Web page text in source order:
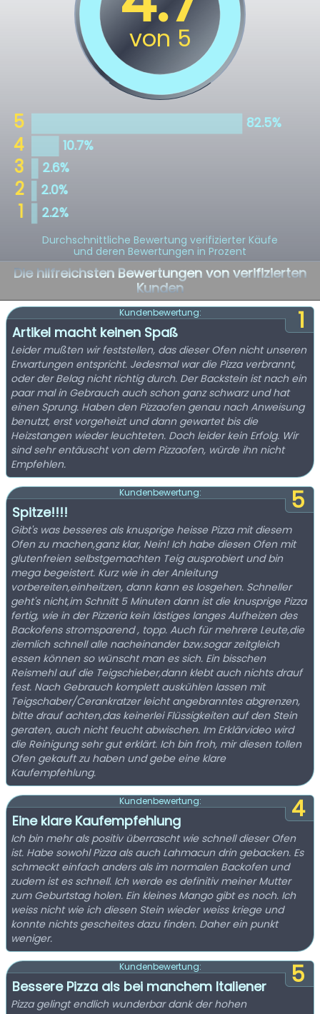
Durchschnittliche Bewertung verifizierter Käufe
und deren Bewertungen in Prozent
Die hilfreichsten Bewertungen von verifizierten
Kunden
1
Kundenbewertung:
Artikel macht keinen Spaß
Leider mußten wir feststellen, das dieser Ofen nicht unseren
Erwartungen entspricht. Jedesmal war die Pizza verbrannt,
oder der Belag nicht richtig durch. Der Backstein ist nach ein
paar mal in Gebrauch auch schon ganz schwarz und hat
einen Sprung. Haben den Pizzaofen genau nach Anweisung
benutzt, erst vorgeheizt und dann gewartet bis die
Heizstangen wieder leuchteten. Doch leider kein Erfolg. Wir
sind sehr entäuscht von dem Pizzaofen, würde ihn nicht
Empfehlen.
5
Kundenbewertung:
Spitze!!!!
Gibt's was besseres als knusprige heisse Pizza mit diesem
Ofen zu machen,ganz klar, Nein! Ich habe diesen Ofen mit
glutenfreien selbstgemachten Teig ausprobiert und bin
mega begeistert. Kurz wie in der Anleitung
vorbereiten,einheitzen, dann kann es losgehen. Schneller
geht's nicht,im Schnitt 5 Minuten dann ist die knusprige Pizza
fertig, wie in der Pizzeria kein lästiges langes Aufheizen des
Backofens stromsparend , topp. Auch für mehrere Leute,die
ziemlich schnell alle nacheinander bzw.sogar zeitgleich
essen können so wünscht man es sich. Ein bisschen
Reismehl auf die Teigschieber,dann klebt auch nichts drauf
fest. Nach Gebrauch komplett auskühlen lassen mit
Teigschaber/Cerankratzer leicht angebranntes abgrenzen,
bitte drauf achten,das keinerlei Flüssigkeiten auf den Stein
geraten, auch nicht feucht abwischen. Im Erklärvideo wird
die Reinigung sehr gut erklärt. Ich bin froh, mir diesen tollen
Ofen gekauft zu haben und gebe eine klare
Kaufempfehlung.
4
Kundenbewertung:
Eine klare Kaufempfehlung
Ich bin mehr als positiv überrascht wie schnell dieser Ofen
ist. Habe sowohl Pizza als auch Lahmacun drin gebacken. Es
schmeckt einfach anders als im normalen Backofen und
zudem ist es schnell. Ich werde es definitiv meiner Mutter
zum Geburtstag holen. Ein kleines Mango gibt es noch. Ich
weiss nicht wie ich diesen Stein wieder weiss kriege und
konnte nichts gescheites dazu finden. Daher ein punkt
weniger.
5
Kundenbewertung:
Bessere Pizza als bei manchem Italiener
Pizza gelingt endlich wunderbar dank der hohen